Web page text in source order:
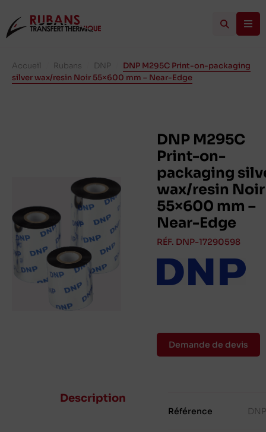
Accueil Rubans DNP
DNP M295C Print-on-packaging
silver wax/resin Noir 55×600 mm – Near-Edge
DNP M295C
Print-on-
packaging
wax/resin Noir
55×600 mm –
Near-Edge
RÉF. DNP-17290598
Demande de devis
Description
Référence